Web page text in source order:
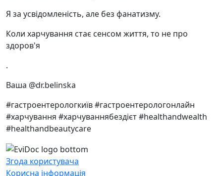
Я за усвідомленість, але без фанатизму.
Коли харчування стає сенсом життя, то не про
здоров'я
.
Ваша @dr.belinska
#гастроентерологкиїв #гастроентерологонлайн
#харчування #харчуваннябездієт #healthandwealth
#healthandbeautycare
Згода користувача
Корисна інформація